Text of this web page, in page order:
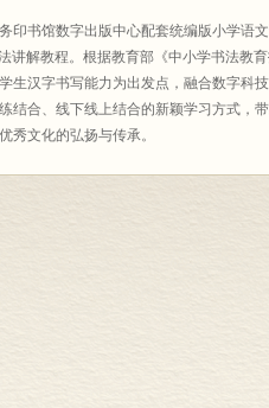
印书馆数字出版中心配套统编版小学语
解教程。根据教育部《中小学书法教育
生汉字书写能力为出发点，融合数字科
结合、线下线上结合的新颖学习方式，
秀文化的弘扬与传承。